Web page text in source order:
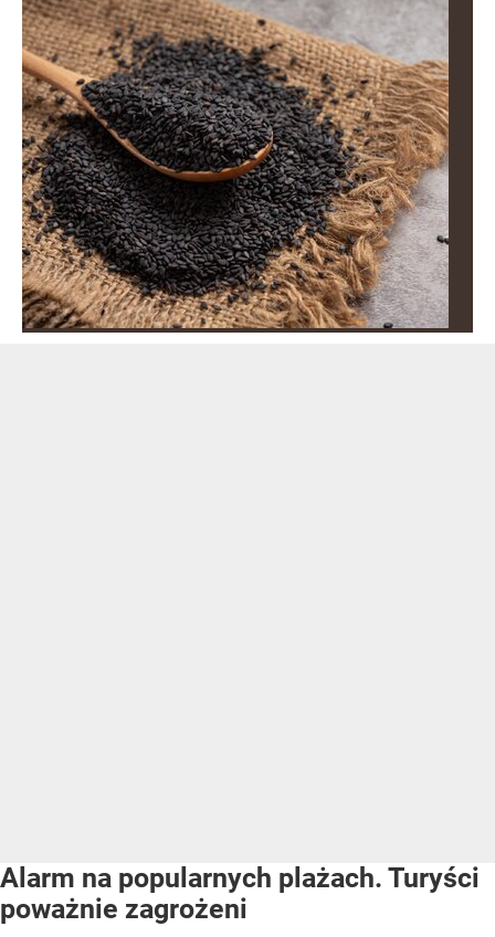
Alarm na popularnych plażach. Turyści
poważnie zagrożeni